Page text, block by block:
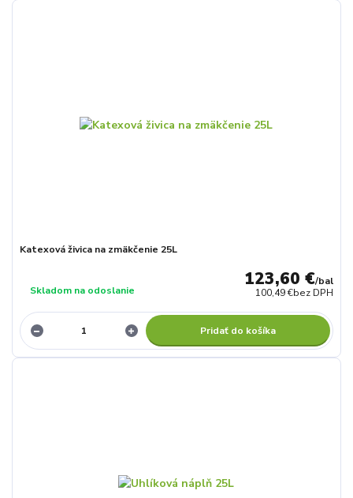
Katexová živica na zmäkčenie 25L
123,60 €/bal
100,49 €bez DPH
Skladom na odoslanie
Pridať do košíka